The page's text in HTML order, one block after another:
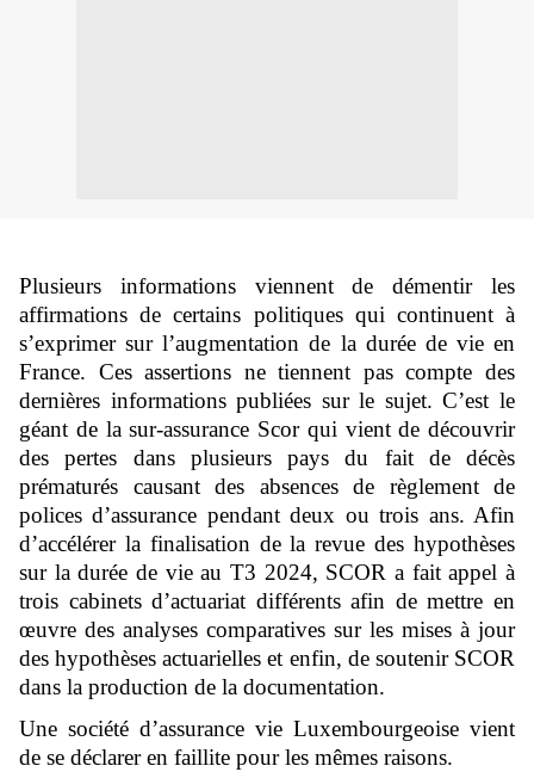
Plusieurs informations viennent de démentir les
affirmations de certains politiques qui continuent à
s’exprimer sur l’augmentation de la durée de vie en
France. Ces assertions ne tiennent pas compte des
dernières informations publiées sur le sujet. C’est le
géant de la sur-assurance Scor qui vient de découvrir
des pertes dans plusieurs pays du fait de décès
prématurés causant des absences de règlement de
polices d’assurance pendant deux ou trois ans. Afin
d’accélérer la finalisation de la revue des hypothèses
sur la durée de vie au T3 2024, SCOR a fait appel à
trois cabinets d’actuariat différents afin de mettre en
œuvre des analyses comparatives sur les mises à jour
des hypothèses actuarielles et enfin, de soutenir SCOR
dans la production de la documentation.
Une société d’assurance vie Luxembourgeoise vient
de se déclarer en faillite pour les mêmes raisons.